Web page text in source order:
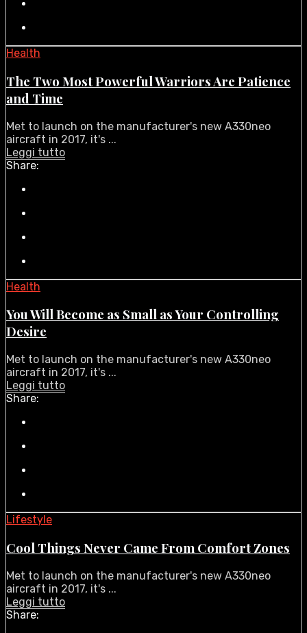
Health
The Two Most Powerful Warriors Are Patience
and Time
Met to launch on the manufacturer's new A330neo
aircraft in 2017, it's ...
Leggi tutto
Share:
Health
You Will Become as Small as Your Controlling
Desire
Met to launch on the manufacturer's new A330neo
aircraft in 2017, it's ...
Leggi tutto
Share:
Lifestyle
Cool Things Never Came From Comfort Zones
Met to launch on the manufacturer's new A330neo
aircraft in 2017, it's ...
Leggi tutto
Share: